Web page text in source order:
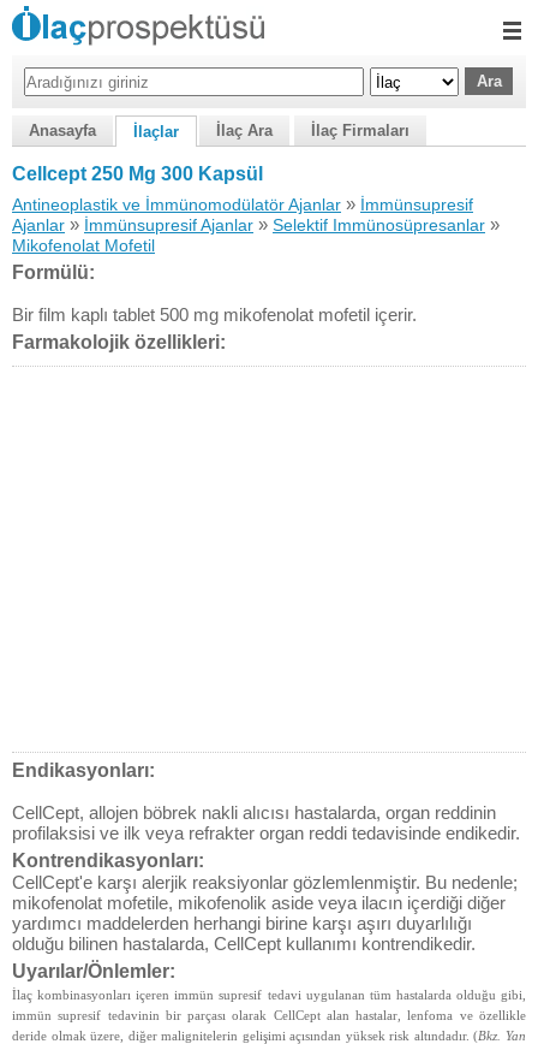
Anasayfa İlaçlar İlaç Ara İlaç Firmaları
Cellcept 250 Mg 300 Kapsül
Antineoplastik ve İmmünomodülatör Ajanlar » İmmünsupresif
Ajanlar » İmmünsupresif Ajanlar » Selektif Immünosüpresanlar »
Mikofenolat Mofetil
Formülü:
Bir film kaplı tablet 500 mg mikofenolat mofetil içerir.
Farmakolojik özellikleri:
Endikasyonları:
CellCept, allojen böbrek nakli alıcısı hastalarda, organ reddinin
profilaksisi ve ilk veya refrakter organ reddi tedavisinde endikedir.
Kontrendikasyonları:
CellCept'e karşı alerjik reaksiyonlar gözlemlenmiştir. Bu nedenle;
mikofenolat mofetile, mikofenolik aside veya ilacın içerdiği diğer
yardımcı maddelerden herhangi birine karşı aşırı duyarlılığı
olduğu bilinen hastalarda, CellCept kullanımı kontrendikedir.
Uyarılar/Önlemler:
İlaç kombinasyonları içeren immün supresif tedavi uygulanan tüm hastalarda olduğu gibi,
immün supresif tedavinin bir parçası olarak CellCept alan hastalar, lenfoma ve özellikle
deride olmak üzere, diğer malignitelerin gelişimi açısından yüksek risk altındadır. (Bkz. Yan